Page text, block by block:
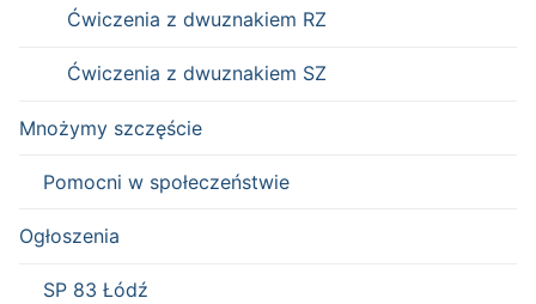
Ćwiczenia z dwuznakiem RZ
Ćwiczenia z dwuznakiem SZ
Mnożymy szczęście
Pomocni w społeczeństwie
Ogłoszenia
SP 83 Łódź